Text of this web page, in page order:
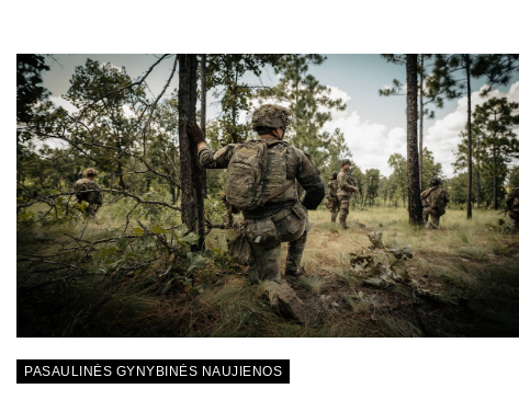
PASAULINĖS GYNYBINĖS NAUJIENOS